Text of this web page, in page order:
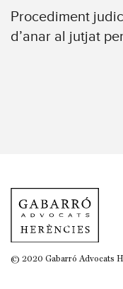
Procediment
d’anar al jutjat
© 2020 Gabarró Advocats